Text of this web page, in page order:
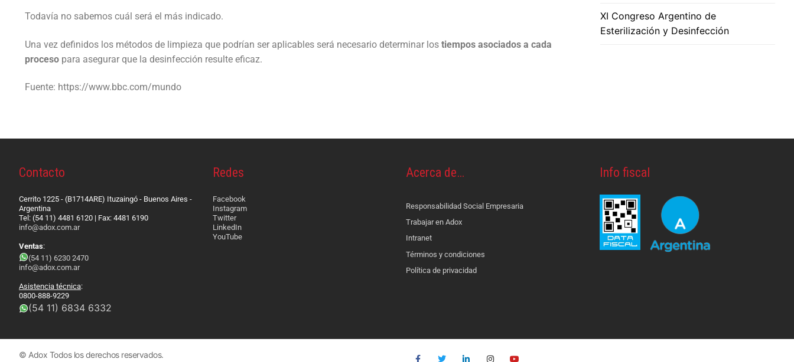
Todavía no sabemos cuál será el más indicado.
Una vez definidos los métodos de limpieza que podrían ser aplicables será necesario determinar los tiempos asociados a cada
proceso para asegurar que la desinfección resulte eficaz.
Fuente: https://www.bbc.com/mundo
XI Congreso Argentino de
Esterilización y Desinfección
Contacto
Cerrito 1225 - (B1714ARE) Ituzaingó - Buenos Aires -
Argentina
Tel: (54 11) 4481 6120 | Fax: 4481 6190
info@adox.com.ar
Ventas:
(54 11) 6230 2470
info@adox.com.ar
Asistencia técnica:
0800-888-9229
(54 11) 6834 6332
Redes
Facebook
Instagram
Twitter
LinkedIn
YouTube
Acerca de…
Responsabilidad Social Empresaria
Trabajar en Adox
Intranet
Términos y condiciones
Política de privacidad
Info fiscal
© Adox Todos los derechos reservados.